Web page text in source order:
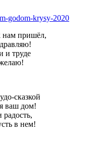
пришёл,
и труде
сказкой
ваш дом!
радость,
в нем!